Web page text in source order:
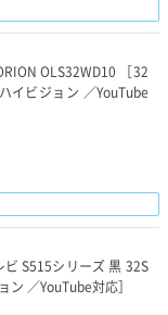
OLS32WD10 ［32
イビジョン ／YouTube
ビ S515シリーズ 黒 32S
／YouTube対応］